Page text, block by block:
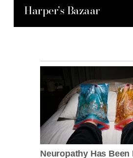
Harper’s Bazaar